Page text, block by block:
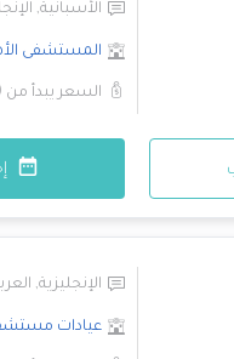
الأسبانية,
المستشفى
السعر يبدأ من
الإنجليزية,
عيادات